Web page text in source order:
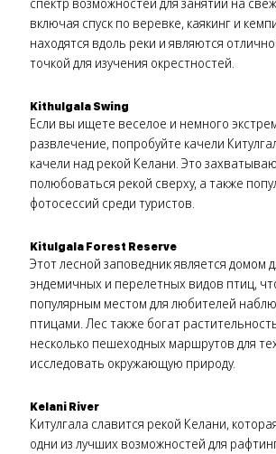
спектр возможностей для занятий на
включая спуск по веревке, каякинг и
находятся вдоль реки и являются
точкой для изучения окрестностей.
Kithulgala Swing
Если вы ищете веселое и немного
развлечение, попробуйте качели
качели над рекой Келани. Это
полюбоваться рекой сверху, а также
фотосессий среди туристов.
Kitulgala Forest Reserve
Этот лесной заповедник является домом
эндемичных и перелетных видов птиц,
популярным местом для любителей
птицами. Лес также богат
несколько пешеходных маршрутов для
исследовать окружающую природу.
Kelani River
Китулгала славится рекой Келани,
одни из лучших возможностей для